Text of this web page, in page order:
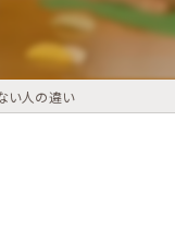
い人の違い